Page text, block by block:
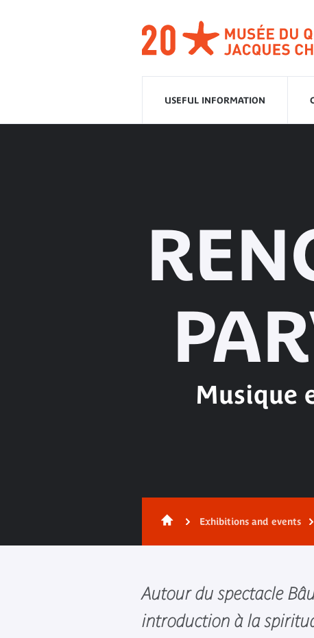
USEFUL INFORMATION
Musique
Exhibitions and events
Autour du spectacle
introduction à la